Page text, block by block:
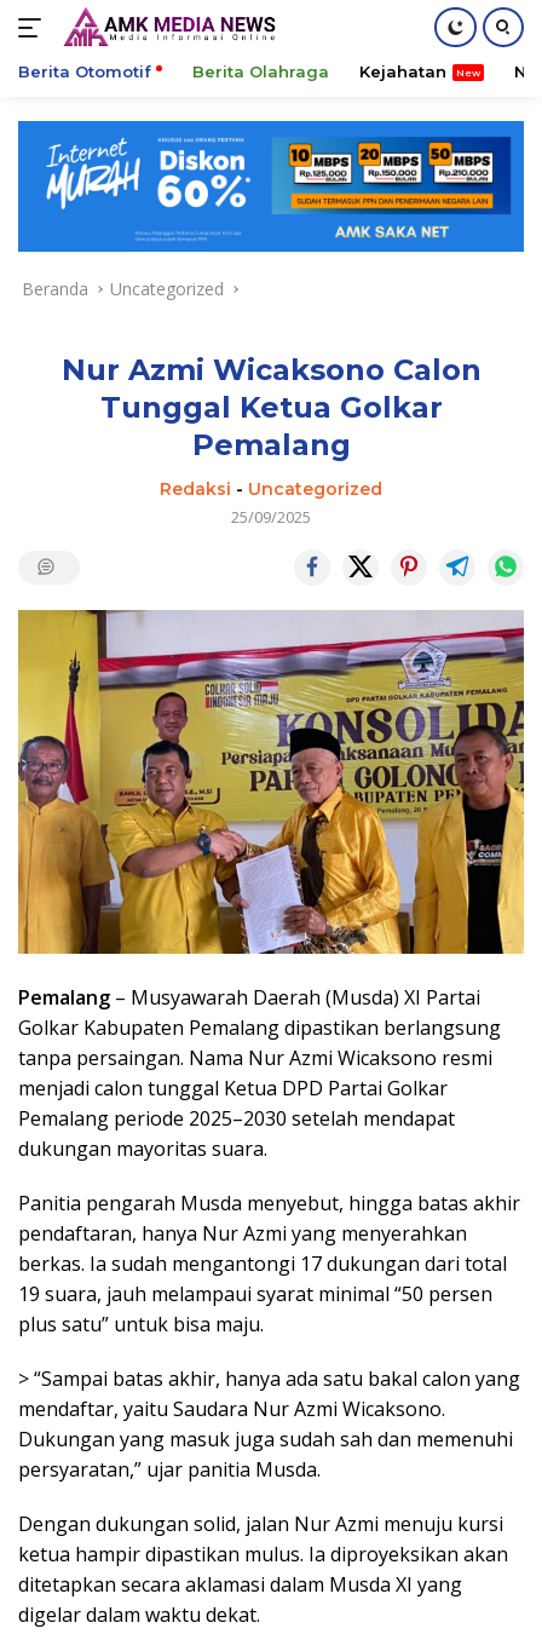
konten
Berita Otomotif Berita Olahraga Kejahatan
Beranda Uncategorized
Nur Azmi Wicaksono Calon
Tunggal Ketua Golkar
Pemalang
Redaksi - Uncategorized
25/09/2025
Pemalang – Musyawarah Daerah (Musda) XI Partai
Golkar Kabupaten Pemalang dipastikan berlangsung
tanpa persaingan. Nama Nur Azmi Wicaksono resmi
menjadi calon tunggal Ketua DPD Partai Golkar
Pemalang periode 2025–2030 setelah mendapat
dukungan mayoritas suara.
Panitia pengarah Musda menyebut, hingga batas akhir
pendaftaran, hanya Nur Azmi yang menyerahkan
berkas. Ia sudah mengantongi 17 dukungan dari total
19 suara, jauh melampaui syarat minimal “50 persen
plus satu” untuk bisa maju.
> “Sampai batas akhir, hanya ada satu bakal calon yang
mendaftar, yaitu Saudara Nur Azmi Wicaksono.
Dukungan yang masuk juga sudah sah dan memenuhi
persyaratan,” ujar panitia Musda.
Dengan dukungan solid, jalan Nur Azmi menuju kursi
ketua hampir dipastikan mulus. Ia diproyeksikan akan
ditetapkan secara aklamasi dalam Musda XI yang
digelar dalam waktu dekat.